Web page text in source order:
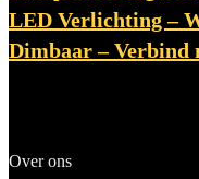
LED Verlichting –
Dimbaar –
Over ons